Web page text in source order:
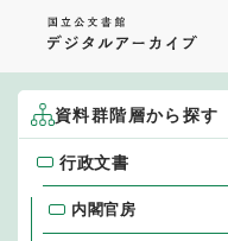
資料群階層から探す
行政文書
行政文書
内閣官房